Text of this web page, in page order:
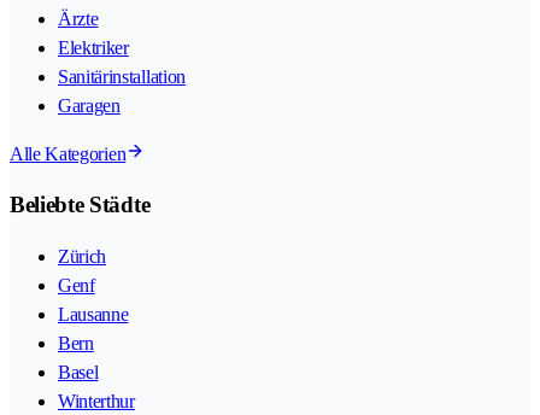
Ärzte
Elektriker
Sanitärinstallation
Garagen
Alle Kategorien
Beliebte Städte
Zürich
Genf
Lausanne
Bern
Basel
Winterthur